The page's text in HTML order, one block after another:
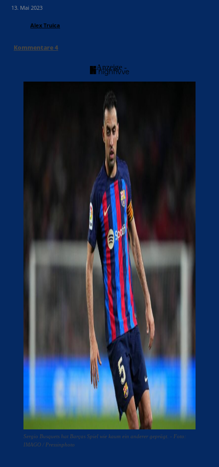
13. Mai 2023
Alex Truica
Kommentare4
- Anzeige -
Sergio Busquets hat Barças Spiel wie kaum ein anderer geprägt. - Foto:
IMAGO / Pressinphoto